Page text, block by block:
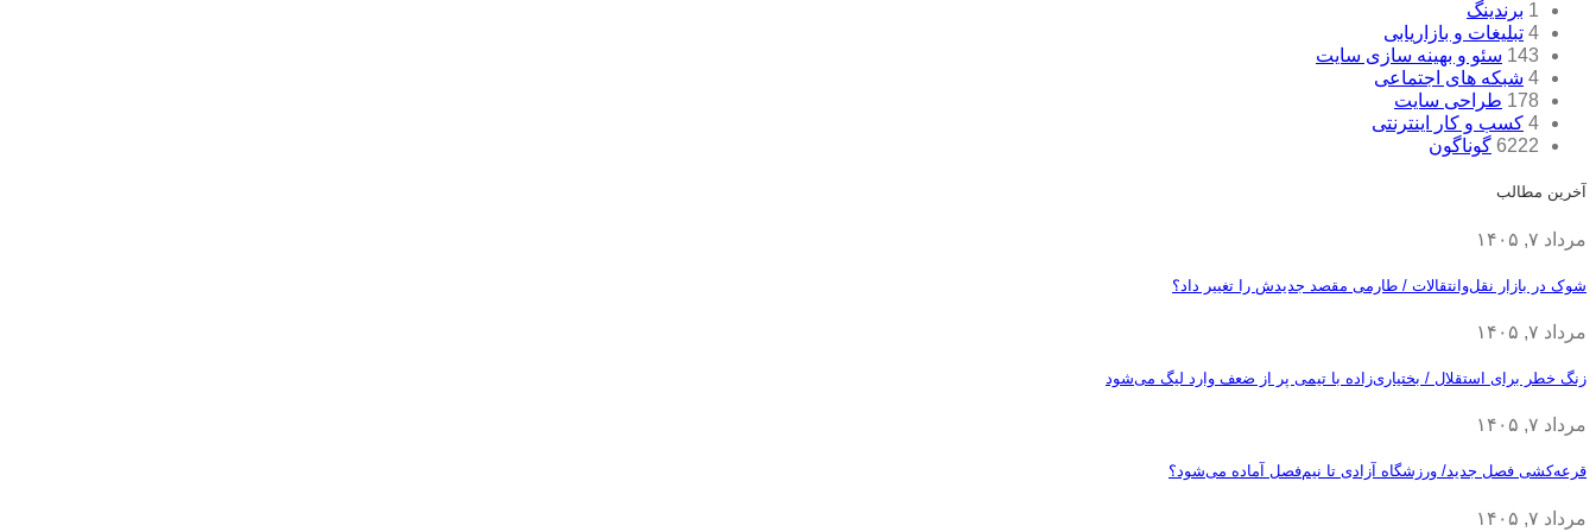
1 برندینگ
4 تبلیغات و بازاریابی
143 سئو و بهینه سازی سایت
4 شبکه های اجتماعی
178 طراحی سایت
4 کسب و کار اینترنتی
6222 گوناگون
آخرین مطالب
مرداد ۷, ۱۴۰۵
شوک در بازار نقل‌وانتقالات / طارمی مقصد جدیدش را تغییر داد؟
مرداد ۷, ۱۴۰۵
زنگ خطر برای استقلال / بختیاری‌زاده با تیمی پر از ضعف وارد لیگ می‌شود
مرداد ۷, ۱۴۰۵
قرعه‎‌کشی فصل جدید/ ورزشگاه آزادی تا نیم‌فصل آماده می‌شود؟
مرداد ۷, ۱۴۰۵